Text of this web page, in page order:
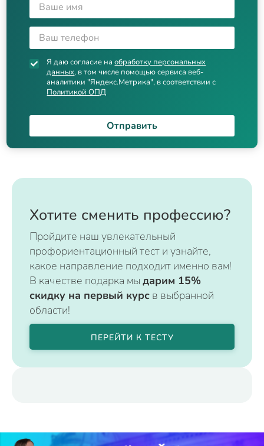
Я даю согласие наобработку персональных
данных, в том числе помощью сервиса веб-
аналитики "Яндекс.Метрика", в соответствии с
Политикой ОПД
Отправить
Хотите сменить профессию?
Пройдите наш увлекательный
профориентационный тест и узнайте,
какое направление подходит именно вам!
В качестве подарка мы дарим 15%
скидку на первый курс в выбранной
области!
ПЕРЕЙТИ К ТЕСТУ